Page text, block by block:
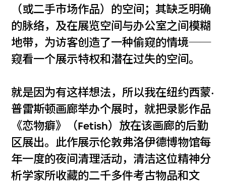
（或二手市场作品）的空间；其缺乏明确
的脉络，及在展览空间与办公室之间模糊
地带，为访客创造了一种偷窥的情境──
窥看一个展示特权和潜在过失的空间。
就是因为有这样想法，所以我在纽约西蒙·
普雷斯顿画廊举办个展时，就把录影作品
《恋物癖》（Fetish）放在该画廊的后勤
区展出。此作展示伦敦弗洛伊德博物馆每
年一度的夜间清理活动，清洁这位精神分
析学家所收藏的二千多件考古物品和文